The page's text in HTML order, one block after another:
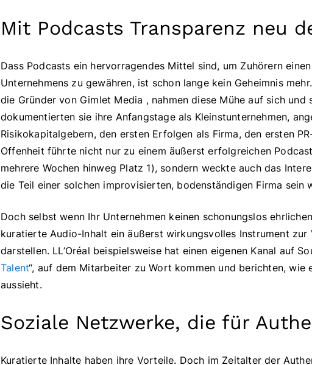
Mit Podcasts Transparenz neu
Dass Podcasts ein hervorragendes Mittel sind, um Zuhörern
Unternehmens zu gewähren, ist schon lange kein Geheimnis
die Gründer von Gimlet Media , nahmen diese Mühe auf sich und
dokumentierten sie ihre Anfangstage als Kleinstunternehmen,
Risikokapitalgebern, den ersten Erfolgen als Firma, den ersten
Offenheit führte nicht nur zu einem äußerst erfolgreichen
mehrere Wochen hinweg Platz 1), sondern weckte auch das
die Teil einer solchen improvisierten, bodenständigen Firma sein
Doch selbst wenn Ihr Unternehmen keinen schonungslos
kuratierte Audio-Inhalt ein äußerst wirkungsvolles Instrument
darstellen. LL’Oréal beispielsweise hat einen eigenen Kanal auf
Talent“, auf dem Mitarbeiter zu Wort kommen und berichten, wie
aussieht.
Soziale Netzwerke, die für
Kuratierte Inhalte haben ihre Vorteile. Doch im Zeitalter der